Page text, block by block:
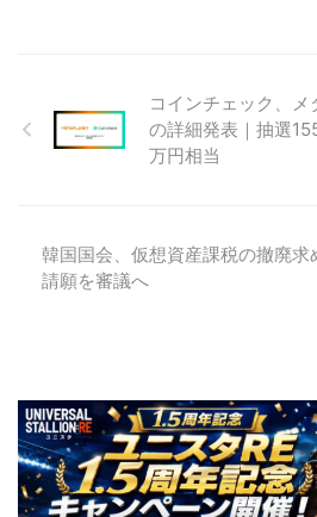
コインチェック、
の詳細発表｜抽選
万円相当
韓国国会、仮想資産課税の撤廃求
請願を審議へ